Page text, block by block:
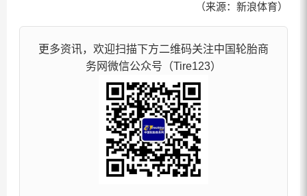
（来源：新浪体育）
更多资讯，欢迎扫描下方二维码关注中国轮胎商
务网微信公众号（Tire123）